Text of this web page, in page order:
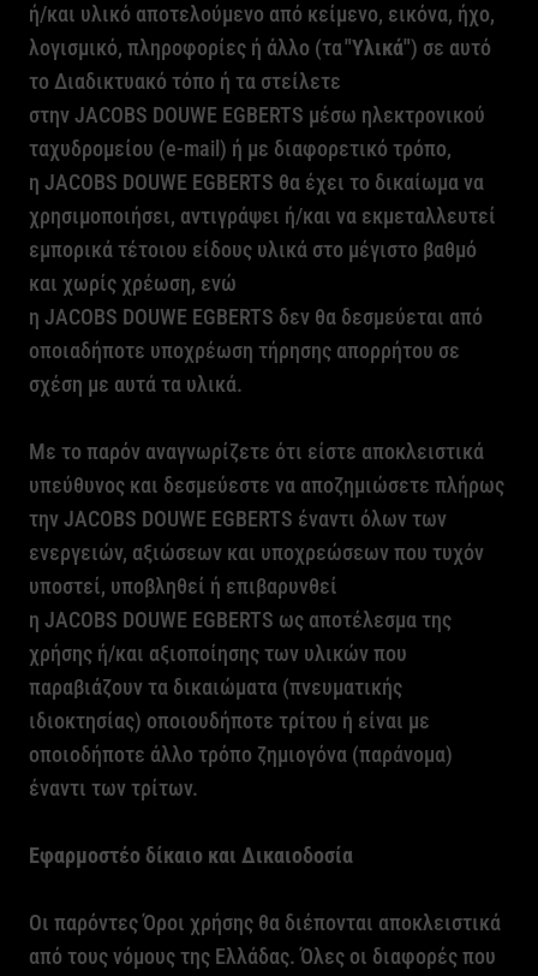
ή/και υλικό αποτελούμενο από κείμενο, εικόνα, ήχο,
λογισμικό, πληροφορίες ή άλλο (τα"Υλικά") σε αυτό
το Διαδικτυακό τόπο ή τα στείλετε
στηνJACOBS DOUWE EGBERTS μέσω ηλεκτρονικού
ταχυδρομείου (e-mail ) ή με διαφορετικό τρόπο,
η JACOBS DOUWE EGBERTS θα έχει το δικαίωμα να
χρησιμοποιήσει, αντιγράψει ή/και να εκμεταλλευτεί
εμπορικά τέτοιου είδους υλικά στο μέγιστο βαθμό
και χωρίς χρέωση, ενώ
η JACOBS DOUWE EGBERTS δεν θα δεσμεύεται από
οποιαδήποτε υποχρέωση τήρησης απορρήτου σε
σχέση με αυτά τα υλικά.
Με το παρόν αναγνωρίζετε ότι είστε αποκλειστικά
υπεύθυνος και δεσμεύεστε να αποζημιώσετε πλήρως
τηνJACOBS DOUWE EGBERTS έναντι όλων των
ενεργειών, αξιώσεων και υποχρεώσεων που τυχόν
υποστεί, υποβληθεί ή επιβαρυνθεί
η JACOBS DOUWE EGBERTS ως αποτέλεσμα της
χρήσης ή/και αξιοποίησης των υλικών που
παραβιάζουν τα δικαιώματα (πνευματικής
ιδιοκτησίας) οποιουδήποτε τρίτου ή είναι με
οποιοδήποτε άλλο τρόπο ζημιογόνα (παράνομα)
έναντι των τρίτων.
Εφαρμοστέο δίκαιο και Δικαιοδοσία
Οι παρόντες Όροι χρήσης θα διέπονται αποκλειστικά
από τους νόμους της Ελλάδας. Όλες οι διαφορές που